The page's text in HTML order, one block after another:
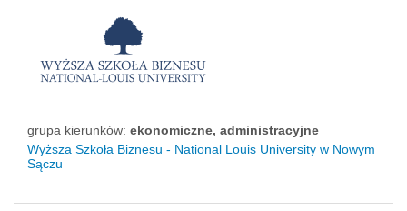
grupa kierunków: ekonomiczne, administracyjne
Wyższa Szkoła Biznesu - National Louis University w Nowym
Sączu